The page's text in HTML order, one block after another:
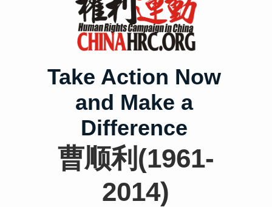
Take Action Now
and Make a
Difference
曹顺利(1961-
2014)